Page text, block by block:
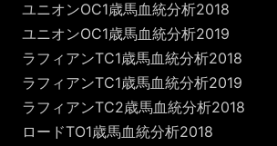
ユニオンOC1歳馬血統分析2018
ユニオンOC1歳馬血統分析2019
ラフィアンTC1歳馬血統分析2018
ラフィアンTC1歳馬血統分析2019
ラフィアンTC2歳馬血統分析2018
ロードTO1歳馬血統分析2018